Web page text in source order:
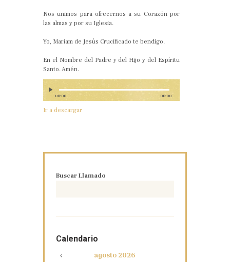
Nos unimos para ofrecernos a su Corazón por
las almas y por su Iglesia.
Yo, Mariam de Jesús Crucificado te bendigo.
En el Nombre del Padre y del Hijo y del Espíritu
Santo. Amén.
00:00 00:00
Ir a descargar
Buscar Llamado
Calendario
agosto2026